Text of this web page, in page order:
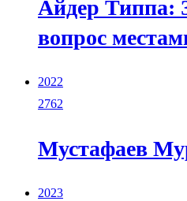
Айдер Типпа:
вопрос
2022
2762
Мустафаев
2023